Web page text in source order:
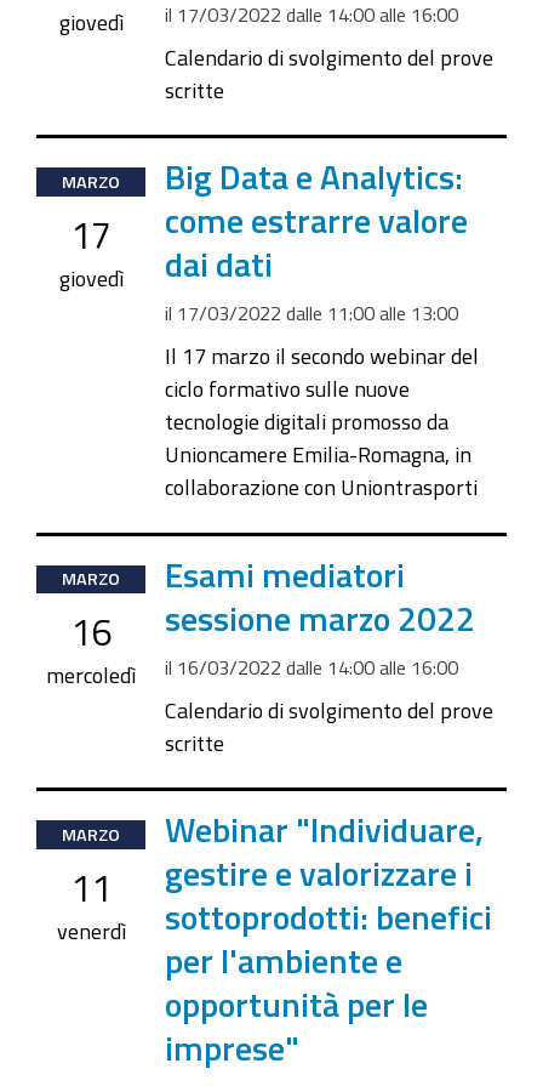
2022-
17T16:00:00+01:00
giovedì il 17/03/2022 dalle 14:00alle 16:00
Calendario di svolgimento del prove
scritte
2022-
03-
17T11:00:00+01:00
2022-
MARZO
17
giovedì
Big Data e Analytics:
come estrarre valore
dai dati
il 17/03/2022 dalle 11:00alle 13:00
Il 17 marzo il secondo webinar del
ciclo formativo sulle nuove
tecnologie digitali promosso da
Unioncamere Emilia-Romagna, in
collaborazione con Uniontrasporti
2022-
03-
16T14:00:00+01:00
2022-
16T16:00:00+01:00
MARZO
16
mercoledì
Esami mediatori
sessione marzo 2022
il 16/03/2022 dalle 14:00alle 16:00
Calendario di svolgimento del prove
scritte
2022-
03-
11T09:30:00+01:00
2022-
11T12:30:00+01:00
MARZO
11
venerdì
Webinar "Individuare,
gestire e valorizzare i
sottoprodotti: benefici
per l'ambiente e
opportunità per le
imprese"